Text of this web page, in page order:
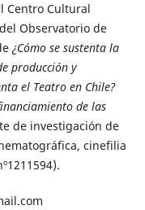
Centro Cultural
Observatorio de
¿Cómo se sustenta la
producción y
el Teatro en Chile?
de las
de investigación de
cinefilia